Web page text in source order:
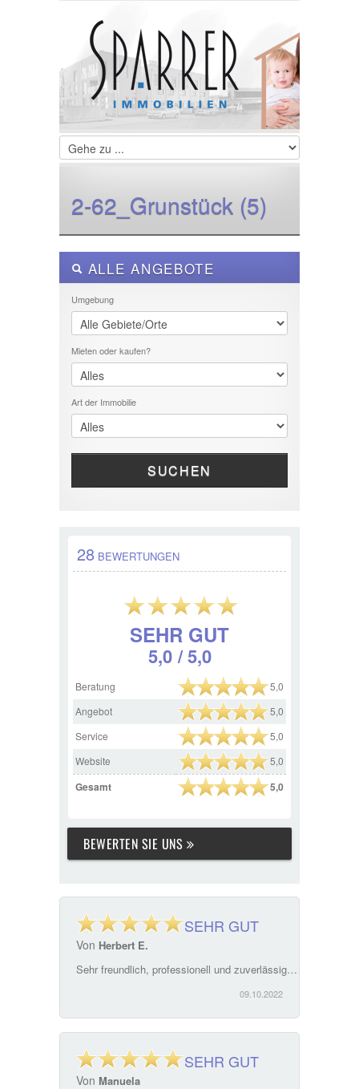
LOGIN
Username :
Password :
Register|Recover Password
2-62_Grunstück (5)
ALLE ANGEBOTE
Umgebung
Mieten oder kaufen?
Art der Immobilie
SUCHEN
28BEWERTUNGEN
SEHR GUT
5,0 / 5,0
Beratung
5,0
Angebot
5,0
Service
5,0
Website
5,0
Gesamt 5,0
BEWERTEN SIE UNS
SEHR GUT
Von Herbert E.
Sehr freundlich, professionell und zuverlässig. Frau Sparrer hat für uns das bestmögliche passende Mietobjekt gefunden. Wir sind mehr als zufrieden. Überaus Kompetente Beratung, kurze Reaktionszeiten, unkomplizierte Abwicklung. Immobilien Sparrer ist mit Nachdruck zu empfehlen!\"
09.10.2022
SEHR GUT
Von Manuela